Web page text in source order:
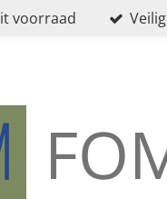
voorraad